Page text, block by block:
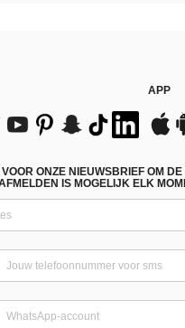
APP
ONZE NIEUWSBRIEF OM
IS MOGELIJK ELK